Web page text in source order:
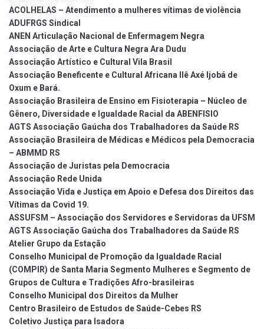
ACOLHELAS – Atendimento a mulheres vítimas de violência
ADUFRGS Sindical
ANEN Articulação Nacional de Enfermagem Negra
Associação de Arte e Cultura Negra Ara Dudu
Associação Artístico e Cultural Vila Brasil
Associação Beneficente e Cultural Africana Ilê Axé Ijobá de
Oxum e Bará.
Associação Brasileira de Ensino em Fisioterapia – Núcleo de
Gênero, Diversidade e Igualdade Racial da ABENFISIO
AGTS Associação Gaúcha dos Trabalhadores da Saúde RS
Associação Brasileira de Médicas e Médicos pela Democracia
– ABMMD RS
Associação de Juristas pela Democracia
Associação Rede Unida
Associação Vida e Justiça em Apoio e Defesa dos Direitos das
Vítimas da Covid 19.
ASSUFSM – Associação dos Servidores e Servidoras da UFSM
AGTS Associação Gaúcha dos Trabalhadores da Saúde RS
Atelier Grupo da Estação
Conselho Municipal de Promoção da Igualdade Racial
(COMPIR) de Santa Maria Segmento Mulheres e Segmento de
Grupos de Cultura e Tradições Afro-brasileiras
Conselho Municipal dos Direitos da Mulher
Centro Brasileiro de Estudos de Saúde-Cebes RS
Coletivo Justiça para Isadora